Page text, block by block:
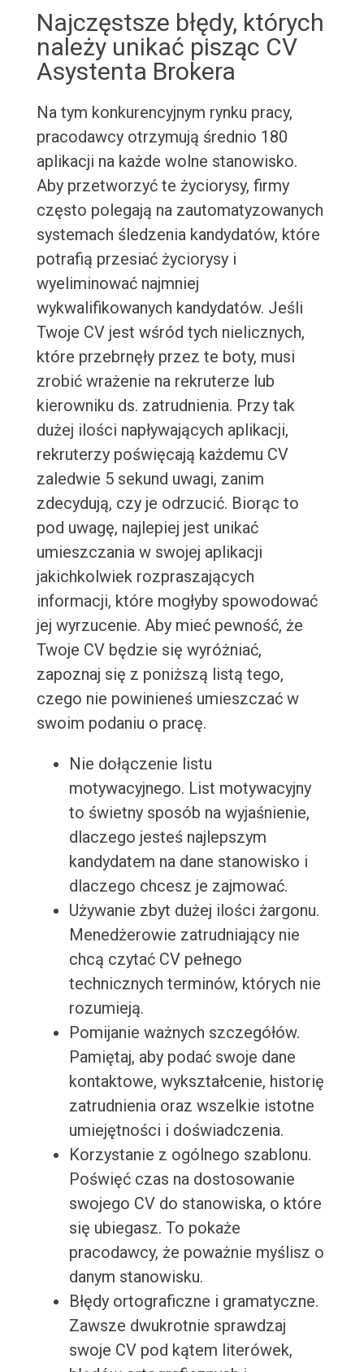
Najczęstsze błędy, których
należy unikać pisząc CV
Asystenta Brokera
Na tym konkurencyjnym rynku pracy,
pracodawcy otrzymują średnio 180
aplikacji na każde wolne stanowisko.
Aby przetworzyć te życiorysy, firmy
często polegają na zautomatyzowanych
systemach śledzenia kandydatów, które
potrafią przesiać życiorysy i
wyeliminować najmniej
wykwalifikowanych kandydatów. Jeśli
Twoje CV jest wśród tych nielicznych,
które przebrnęły przez te boty, musi
zrobić wrażenie na rekruterze lub
kierowniku ds. zatrudnienia. Przy tak
dużej ilości napływających aplikacji,
rekruterzy poświęcają każdemu CV
zaledwie 5 sekund uwagi, zanim
zdecydują, czy je odrzucić. Biorąc to
pod uwagę, najlepiej jest unikać
umieszczania w swojej aplikacji
jakichkolwiek rozpraszających
informacji, które mogłyby spowodować
jej wyrzucenie. Aby mieć pewność, że
Twoje CV będzie się wyróżniać,
zapoznaj się z poniższą listą tego,
czego nie powinieneś umieszczać w
swoim podaniu o pracę.
Nie dołączenie listu
motywacyjnego. List motywacyjny
to świetny sposób na wyjaśnienie,
dlaczego jesteś najlepszym
kandydatem na dane stanowisko i
dlaczego chcesz je zajmować.
Używanie zbyt dużej ilości żargonu.
Menedżerowie zatrudniający nie
chcą czytać CV pełnego
technicznych terminów, których nie
rozumieją.
Pomijanie ważnych szczegółów.
Pamiętaj, aby podać swoje dane
kontaktowe, wykształcenie, historię
zatrudnienia oraz wszelkie istotne
umiejętności i doświadczenia.
Korzystanie z ogólnego szablonu.
Poświęć czas na dostosowanie
swojego CV do stanowiska, o które
się ubiegasz. To pokaże
pracodawcy, że poważnie myślisz o
danym stanowisku.
Błędy ortograficzne i gramatyczne.
Zawsze dwukrotnie sprawdzaj
swoje CV pod kątem literówek,